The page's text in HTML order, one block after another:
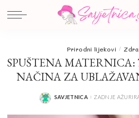
Prirodni lijekovi
SPUŠTENA
NAČINA ZA
POSTED
SAVJETNICA ZADNJE